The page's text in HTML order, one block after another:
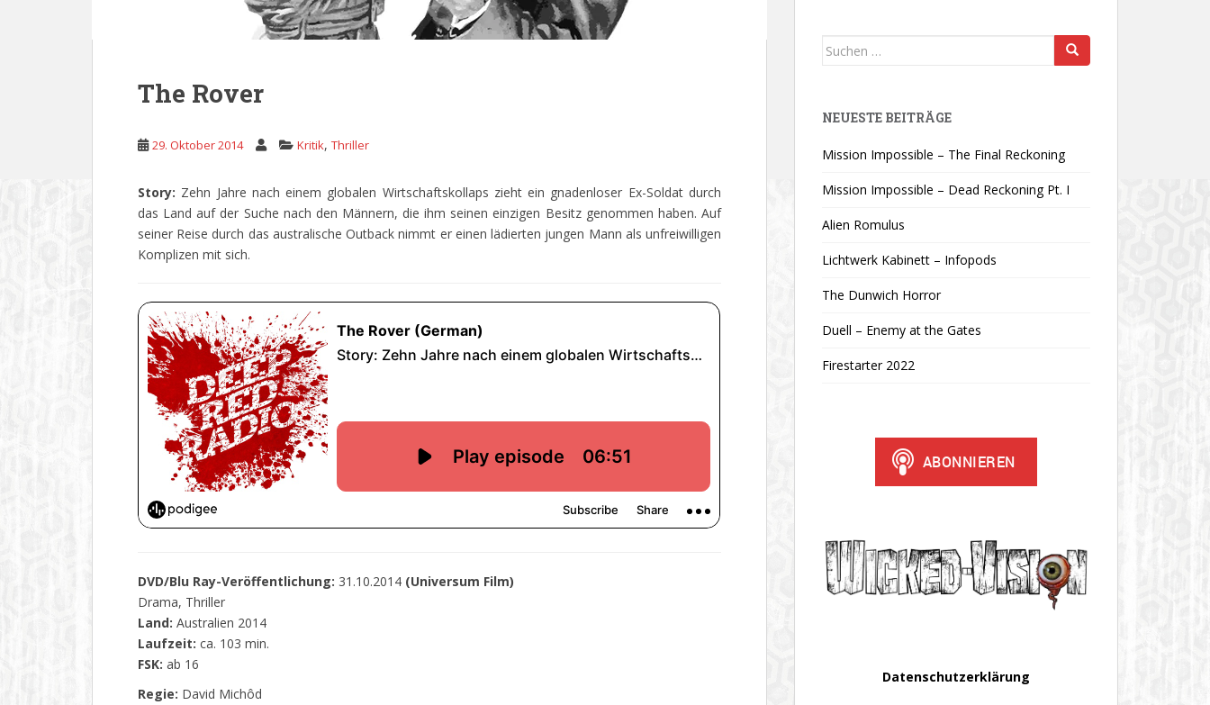
The Rover
29. Oktober 2014 Kritik, Thriller
Story: Zehn Jahre nach einem globalen Wirtschaftskollaps zieht ein gnadenloser Ex-Soldat durch
das Land auf der Suche nach den Männern, die ihm seinen einzigen Besitz genommen haben. Auf
seiner Reise durch das australische Outback nimmt er einen lädierten jungen Mann als unfreiwilligen
Komplizen mit sich.
DVD/Blu Ray-Veröffentlichung: 31.10.2014 (Universum Film)
Drama, Thriller
Land: Australien 2014
Laufzeit: ca. 103 min.
FSK: ab 16
Regie: David Michôd
Suchen
NEUESTE BEITRÄGE
Mission Impossible – The Final Reckoning
Mission Impossible – Dead Reckoning Pt. I
Alien Romulus
Lichtwerk Kabinett – Infopods
The Dunwich Horror
Duell – Enemy at the Gates
Firestarter 2022
Datenschutzerklärung